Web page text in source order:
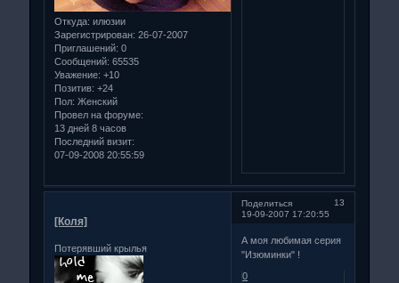
Откуда: илюзии
Зарегистрирован: 26-07-2007
Приглашений: 0
Сообщений: 65535
Уважение: +10
Позитив: +24
Пол: Женский
Провел на форуме:
13 дней 8 часов
Последний визит:
07-09-2008 20:55:59
Поделиться
13
19-09-2007 17:20:55
[Коля]
Потерявший крылья
А моя любимая серия
"Изюминки" !
0